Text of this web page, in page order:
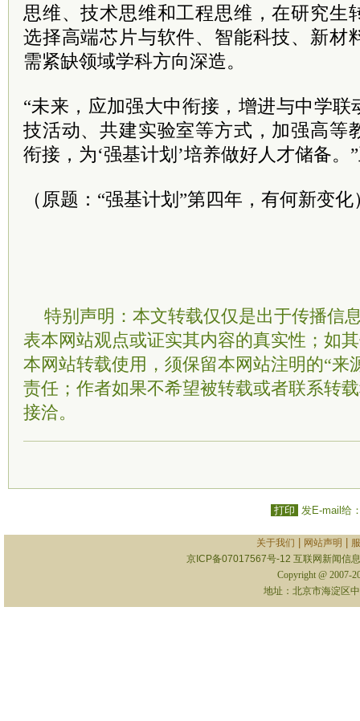
思维、技术思维和工程思维，在研究生
选择高端芯片与软件、智能科技、新材
需紧缺领域学科方向深造。
“未来，应加强大中衔接，增进与中学
技活动、共建实验室等方式，加强高等
衔接，为‘强基计划’培养做好人才储备。
（原题：“强基计划”第四年，有何新变化
特别声明：本文转载仅仅是出于传播信
表本网站观点或证实其内容的真实性；如
本网站转载使用，须保留本网站注明的“来
责任；作者如果不希望被转载或者联系转
接洽。
打印 发E-mail给
关于我们 网站声明
京ICP备07017567号-12 互联网新闻信
Copyright @ 2007-
地址：北京市海淀区